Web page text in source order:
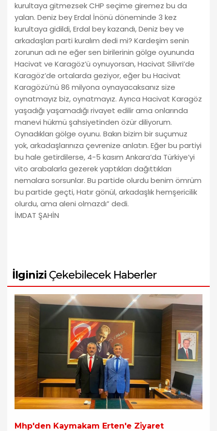
kurultaya gitmezsek CHP seçime giremez bu da
yalan. Deniz bey Erdal İnönü döneminde 3 kez
kurultaya gidildi, Erdal bey kazandı, Deniz bey ve
arkadaşları parti kuralım dedi mi? Kardeşim senin
zorunun adı ne eğer sen birilerinin gölge oyununda
Hacivat ve Karagöz’ü oynuyorsan, Hacivat Silivri’de
Karagöz’de ortalarda geziyor, eğer bu Hacivat
Karagözü’nü 86 milyona oynayacaksanız size
oynatmayız biz, oynatmayız. Ayrıca Hacivat Karagöz
yaşadığı yaşamadığı rivayet edilir ama onlarında
manevi hükmü şahsiyetinden özür diliyorum.
Oynadıkları gölge oyunu. Bakın bizim bir suçumuz
yok, arkadaşlarınıza çevrenize anlatın. Eğer bu partiyi
bu hale getirdilerse, 4-5 kasım Ankara’da Türkiye’yi
vito arabalarla gezerek yaptıkları dağıttıkları
nemalara sorsunlar. Bu partide olurdu benim ömrüm
bu partide geçti, Hatır gönül, arkadaşlık hemşericilik
olurdu, ama aleni olmazdı” dedi.
İMDAT ŞAHİN
İlginizi Çekebilecek Haberler
Mhp'den Kaymakam Erten'e Zi̇yaret